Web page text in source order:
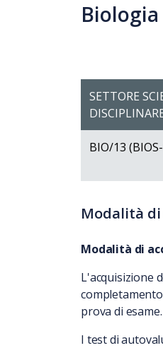
Biologia
SETTORE
BIO/13
Modalità
Modalità di
L'acquisizione
prova di esame.
I test di